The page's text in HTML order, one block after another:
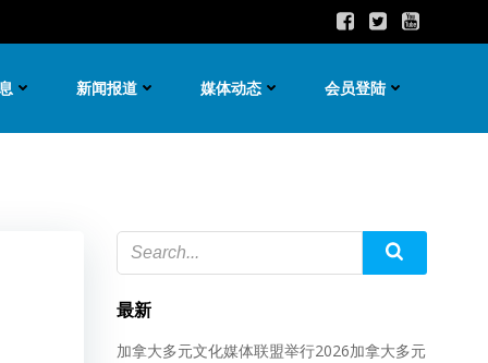
新闻报道 媒体动态 会员登陆
最新
加拿大多元文化媒体联盟举行2026加拿大多元